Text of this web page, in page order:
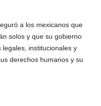
a los mexicanos que
solos y que su gobierno
institucionales y
derechos humanos y su